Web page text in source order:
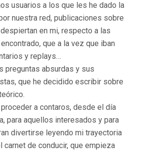
usuarios a los que les he dado la
nuestra red, publicaciones sobre
en mi, respecto a las
que a la vez que iban
y replays…
preguntas absurdas y sus
que he decidido escribir sobre
a contaros, desde el día
para aquellos interesados y para
divertirse leyendo mi trayectoria
carnet de conducir, que empieza